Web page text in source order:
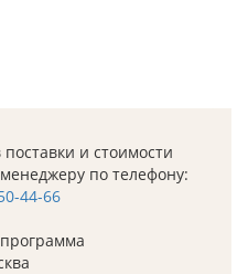
и стоимости
по телефону:
44-66